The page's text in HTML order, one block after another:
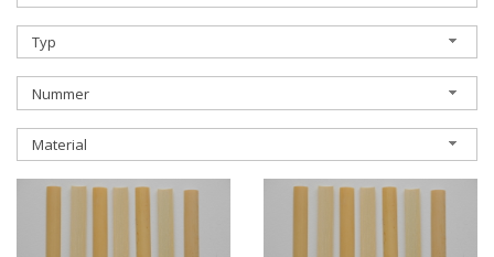
Typ
Nummer
Material